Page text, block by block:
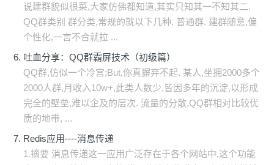
说建群貌似很菜,大家仿佛都知道,其实只知其一不知其二.
QQ群类别 群分类,常规的就以下几种. 普通群. 建群随意,偏
个性化,一言不合就拉 ...
吐血分享：QQ群霸屏技术（初级篇）
QQ群,仿似一个冷宫;But,你真摒弃不起. 某人,坐拥2000多个
2000人群,月收入10w+,此类人数少,皆因多年的沉淀,以形成
完全的壁垒,难以企及的层次. 流量的分散,QQ群相对比较优
质的地带, ...
Redis应用----消息传递
1.摘要 消息传递这一应用广泛存在于各个网站中,这个功能